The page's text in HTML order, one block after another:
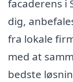
facaderens i
dig,
fra lokale
med at
bedste